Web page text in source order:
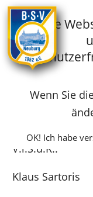
Diese
Wenn Sie
OK! Ich habe
Impressum
V.i.S.d.R.:
Klaus Sartoris